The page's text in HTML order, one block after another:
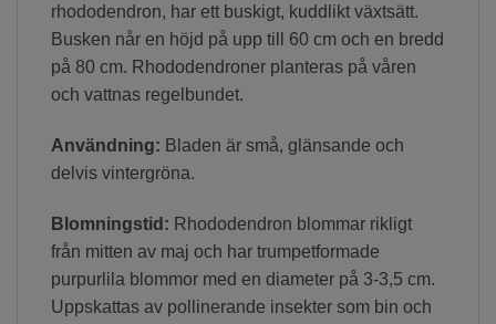
rhododendron, har ett buskigt, kuddlikt växtsätt.
Busken når en höjd på upp till 60 cm och en bredd
på 80 cm. Rhododendroner planteras på våren
och vattnas regelbundet.
Användning: Bladen är små, glänsande och
delvis vintergröna.
Blomningstid: Rhododendron blommar rikligt
från mitten av maj och har trumpetformade
purpurlila blommor med en diameter på 3-3,5 cm.
Uppskattas av pollinerande insekter som bin och